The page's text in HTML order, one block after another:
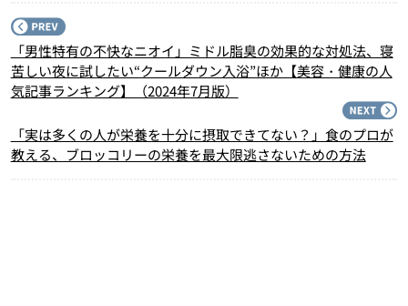
「男性特有の不快なニオイ」ミドル脂臭の効果的な対処法、寝
苦しい夜に試したい“クールダウン入浴”ほか【美容・健康の人
気記事ランキング】（2024年7月版）
「実は多くの人が栄養を十分に摂取できてない？」食のプロが
教える、ブロッコリーの栄養を最大限逃さないための方法